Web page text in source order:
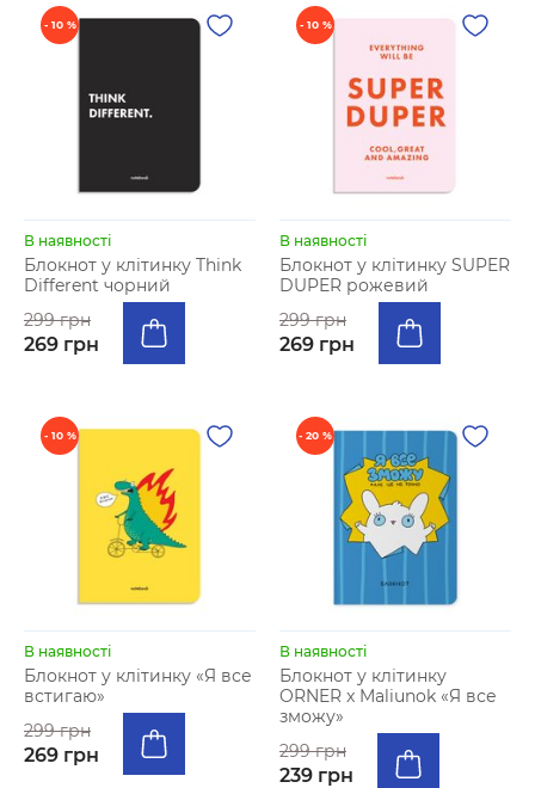
- 10 %
В наявності
Блокнот у клiтинку Think
Different чорний
299 грн
269 грн
- 10 %
В наявності
Блокнот у клiтинку SUPER
DUPER рожевий
299 грн
269 грн
- 10 %
В наявності
Блокнот у клiтинку «Я все
встигаю»
299 грн
269 грн
- 20 %
В наявності
Блокнот у клітинку
ORNER x Maliunok «Я все
зможу»
299 грн
239 грн